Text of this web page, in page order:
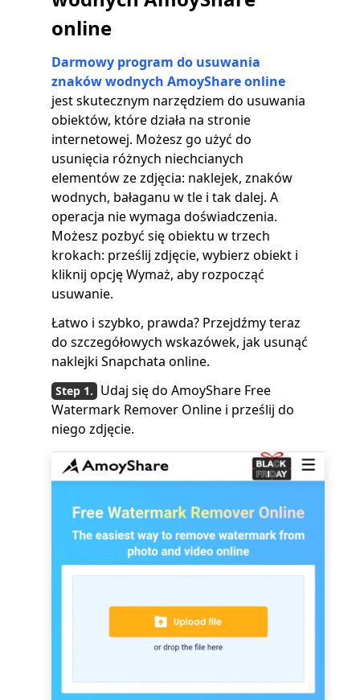
online
Darmowy program do usuwania
znaków wodnych AmoyShare online
jest skutecznym narzędziem do usuwania
obiektów, które działa na stronie
internetowej. Możesz go użyć do
usunięcia różnych niechcianych
elementów ze zdjęcia: naklejek, znaków
wodnych, bałaganu w tle i tak dalej. A
operacja nie wymaga doświadczenia.
Możesz pozbyć się obiektu w trzech
krokach: prześlij zdjęcie, wybierz obiekt i
kliknij opcję Wymaż, aby rozpocząć
usuwanie.
Łatwo i szybko, prawda? Przejdźmy teraz
do szczegółowych wskazówek, jak usunąć
naklejki Snapchata online.
Udaj się do AmoyShare Free
Watermark Remover Online i prześlij do
niego zdjęcie.